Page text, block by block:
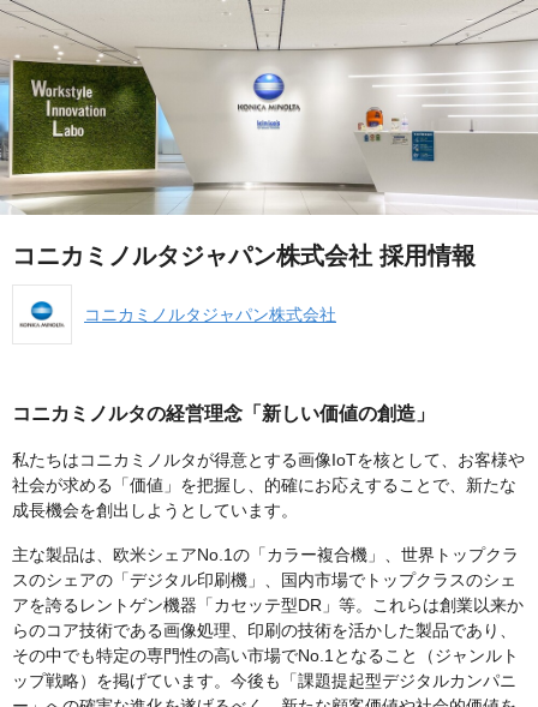
コニカミノルタジャパン株式会社 採用情報
コニカミノルタジャパン株式会社
コニカミノルタの経営理念「新しい価値の創造」
私たちはコニカミノルタが得意とする画像IoTを核として、お客様や
社会が求める「価値」を把握し、的確にお応えすることで、新たな
成長機会を創出しようとしています。
主な製品は、欧米シェアNo.1の「カラー複合機」、世界トップクラ
スのシェアの「デジタル印刷機」、国内市場でトップクラスのシェ
アを誇るレントゲン機器「カセッテ型DR」等。これらは創業以来か
らのコア技術である画像処理、印刷の技術を活かした製品であり、
その中でも特定の専門性の高い市場でNo.1となること（ジャンルト
ップ戦略）を掲げています。今後も「課題提起型デジタルカンパニ